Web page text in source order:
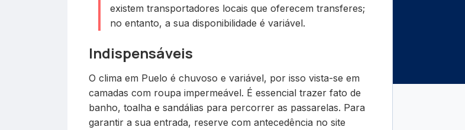
existem transportadores locais que oferecem transferes;
no entanto, a sua disponibilidade é variável.
Indispensáveis
O clima em Puelo é chuvoso e variável, por isso vista-se em
camadas com roupa impermeável. É essencial trazer fato de
banho, toalha e sandálias para percorrer as passarelas. Para
garantir a sua entrada, reserve com antecedência no site